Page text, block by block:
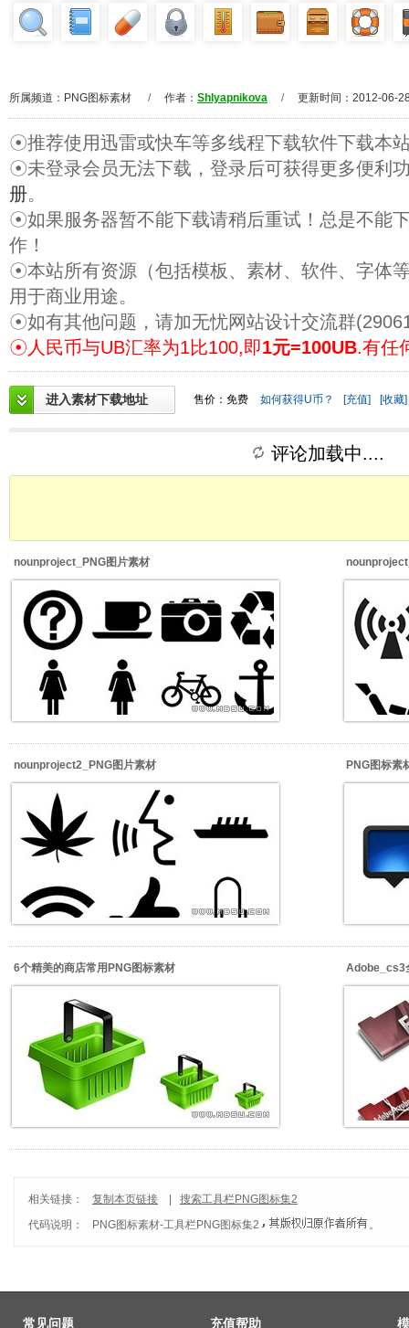
所属频道： PNG图标素材 / 作者： Shlyapnikova / 更新时间：2012-06-
☉推荐使用迅雷或快车等多线程下载软件下载本
☉未登录会员无法下载，登录后可获得更多便利
册。
☉如果服务器暂不能下载请稍后重试！总是不能
作！
☉本站所有资源（包括模板、素材、软件、字体
用于商业用途。
☉如有其他问题，请加无忧网站设计交流群
☉人民币与UB汇率为1比100,即1元=100UB.有任
进入素材下载地址 售价：免费 如何获得U币？ [充值] [收藏]
评论加载中....
nounproject_PNG图片素材
nounproject2_PNG图片素材 PNG图标素
6个精美的商店常用PNG图标素材 Adobe_cs3
相关链接： 复制本页链接
搜索工具栏PNG图标集2
代码说明：
PNG图标素材-工具栏PNG图标集2 。
常见问题 充值帮助